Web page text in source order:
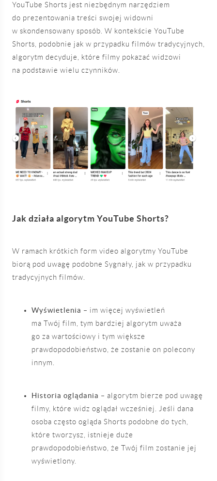
YouTube Shorts jest niezbędnym narzędziem
do prezentowania treści swojej widowni
w skondensowany sposób. W kontekście YouTube
Shorts, podobnie jak w przypadku filmów tradycyjnych,
algorytm decyduje, które filmy pokazać widzowi
na podstawie wielu czynników.
Jak działa algorytm YouTube Shorts?
W ramach krótkich form video algorytmy YouTube
biorą pod uwagę podobne Sygnały, jak w przypadku
tradycyjnych filmów.
Wyświetlenia – im więcej wyświetleń
ma Twój film, tym bardziej algorytm uważa
go za wartościowy i tym większe
prawdopodobieństwo, że zostanie on polecony
innym.
Historia oglądania – algorytm bierze pod uwagę
filmy, które widz oglądał wcześniej. Jeśli dana
osoba często ogląda Shorts podobne do tych,
które tworzysz, istnieje duże
prawdopodobieństwo, że Twój film zostanie jej
wyświetlony.